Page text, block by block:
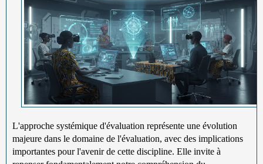
L'approche systémique d'évaluation représente une évolution
majeure dans le domaine de l'évaluation, avec des implications
importantes pour l'avenir de cette discipline. Elle invite à